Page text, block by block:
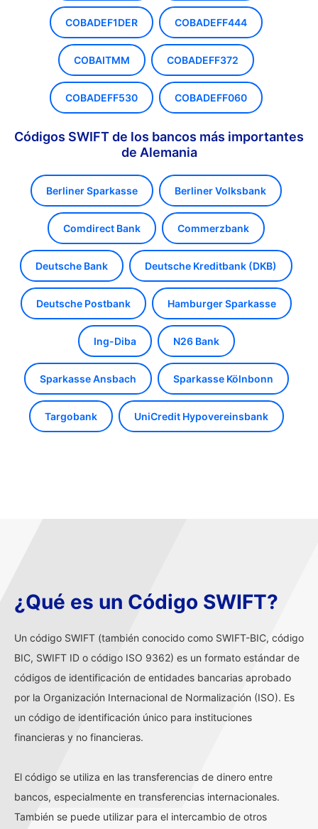
COBADEF1DER COBADEFF444
COBAITMM COBADEFF372
COBADEFF530 COBADEFF060
Códigos SWIFT de los bancos más importantes
de Alemania
Berliner Sparkasse Berliner Volksbank
Comdirect Bank Commerzbank
Deutsche Bank Deutsche Kreditbank (DKB)
Deutsche Postbank Hamburger Sparkasse
Ing-Diba N26 Bank
Sparkasse Ansbach Sparkasse Kölnbonn
Targobank UniCredit Hypovereinsbank
¿Qué es un Código SWIFT?
Un código SWIFT (también conocido como SWIFT-BIC, código
BIC, SWIFT ID o código ISO 9362) es un formato estándar de
códigos de identificación de entidades bancarias aprobado
por la Organización Internacional de Normalización (ISO). Es
un código de identificación único para instituciones
financieras y no financieras.
El código se utiliza en las transferencias de dinero entre
bancos, especialmente en transferencias internacionales.
También se puede utilizar para el intercambio de otros